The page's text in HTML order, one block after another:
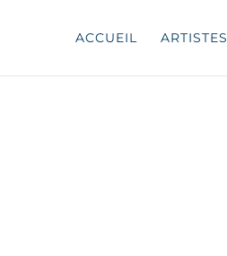
ACCUEIL ARTISTES